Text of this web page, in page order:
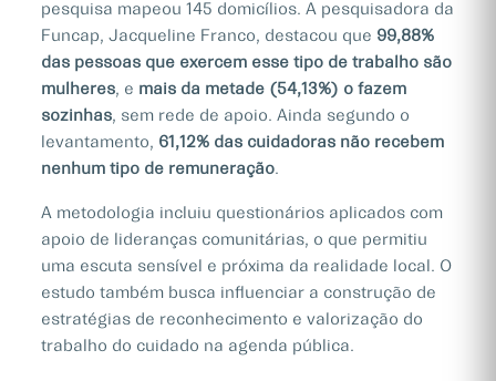
pesquisa mapeou 145 domicílios. A pesquisadora da
Funcap, Jacqueline Franco, destacou que 99,88%
das pessoas que exercem esse tipo de trabalho são
mulheres, e mais da metade (54,13%) o fazem
sozinhas, sem rede de apoio. Ainda segundo o
levantamento, 61,12% das cuidadoras não recebem
nenhum tipo de remuneração.
A metodologia incluiu questionários aplicados com
apoio de lideranças comunitárias, o que permitiu
uma escuta sensível e próxima da realidade local. O
estudo também busca influenciar a construção de
estratégias de reconhecimento e valorização do
trabalho do cuidado na agenda pública.